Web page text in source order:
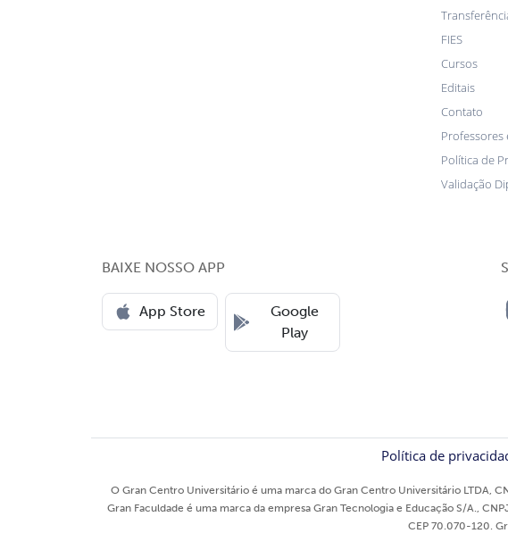
FIES
Cursos
Editais
Contato
Política de
Validação
BAIXE NOSSO APP
App Store
Google
Play
Política de
O Gran Centro Universitário é uma marca do Gran Centro Universitário LTDA,
Gran Faculdade é uma marca da empresa Gran Tecnologia e Educação S/A.,
CEP 70.070-120.